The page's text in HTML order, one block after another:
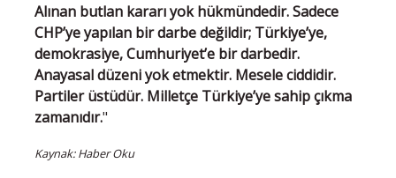
Alınan butlan kararı yok hükmündedir. Sadece
CHP’ye yapılan bir darbe değildir; Türkiye’ye,
demokrasiye, Cumhuriyet’e bir darbedir.
Anayasal düzeni yok etmektir. Mesele ciddidir.
Partiler üstüdür. Milletçe Türkiye’ye sahip çıkma
zamanıdır."
Kaynak: Haber Oku